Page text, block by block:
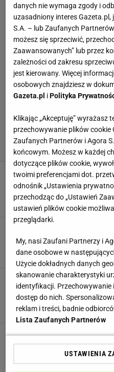
Martwy ciąg na
martwego
martwego
MARTWY CIĄG
MARTWY CIĄG
TRENING SIŁOWY
Martwy ciąg.
poprawnie
MARTWY CIĄG
TRENING I ĆWICZENIA
Ćwiczenia na
mięśnie
MARTWY CIĄG
TRENING I ĆWICZENIA
danych nie wymaga zgody i
uzasadniony interes Gazeta.pl,
S.A. – lub Zaufanych
możesz się sprzeciwić,
Zaawansowanych” lub przez
zależności od zakresu
jest kierowany. Więcej
osobowych znajdziesz w
Gazeta.pl iPolityka
Klikając „Akceptuję” wyrażasz
przechowywanie plików cookie
Zaufanych Partnerów i Agora
końcowym. Możesz w każdej
dotyczące plików cookie,
twoimi preferencjami dot.
odnośnik „Ustawienia
przechodząc do „Ustawień
ustawień plików cookie
przeglądarki.
My, nasi Zaufani Partnerzy i
dane osobowe w
Użycie dokładnych danych
skanowanie charakterystyki
identyfikacji.
dostęp do nich.
reklam i treści, badnie
Lista Zaufanych Partnerów
USTAWIENIA